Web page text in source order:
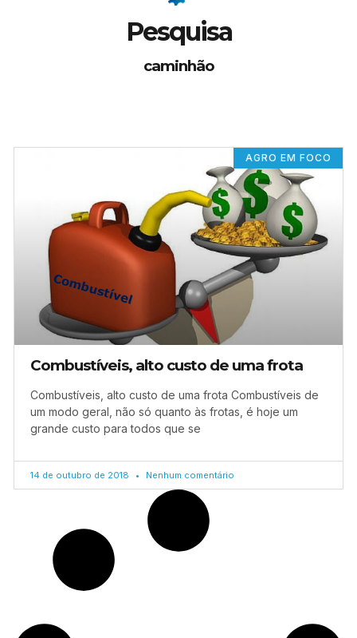
Pesquisa
caminhão
AGRO EM FOCO
Combustíveis, alto custo de uma frota
Combustíveis, alto custo de uma frota Combustíveis de
um modo geral, não só quanto às frotas, é hoje um
grande custo para todos que se
14 de outubro de 2018 Nenhum comentário